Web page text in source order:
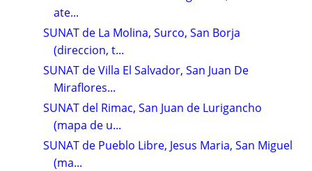
ate...
SUNAT de La Molina, Surco, San Borja
(direccion, t...
SUNAT de Villa El Salvador, San Juan De
Miraflores...
SUNAT del Rimac, San Juan de Lurigancho
(mapa de u...
SUNAT de Pueblo Libre, Jesus Maria, San Miguel
(ma...